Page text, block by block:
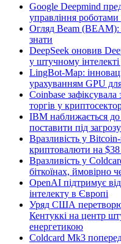
Google Deepmind
управління роботами
Огляд Beam (BEAM):
знати
DeepSeek оновив
у штучному
LingBot-Map:
урахуванням GPU
Coinbase
торгів у
IBM наближається
поставити під
Вразливість у
криптовалюти на
Вразливість у
біткоїнах, ймовірно
OpenAI підтримує
інтелекту в Європі
Уряд США
Кентуккі на центр
енергетикою
Coldcard Mk3